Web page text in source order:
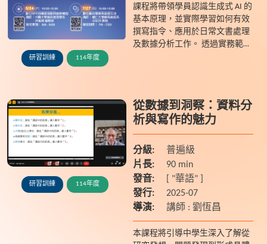
研習訓練 114年度
課程將帶領學員認識生成式 AI 的
基本原理，並實際學習如何有效
撰寫指令、應用於日常文書處理
及數據分析工作。 透過實務範例
研習訓練 114年度
從數據到洞察：資料分
析與寫作的魅力
分級:
普遍級
片長:
90 min
發音:
[ "華語" ]
發行:
2025-07
導演:
講師 : 劉恆昌
本課程將引導中學生深入了解從